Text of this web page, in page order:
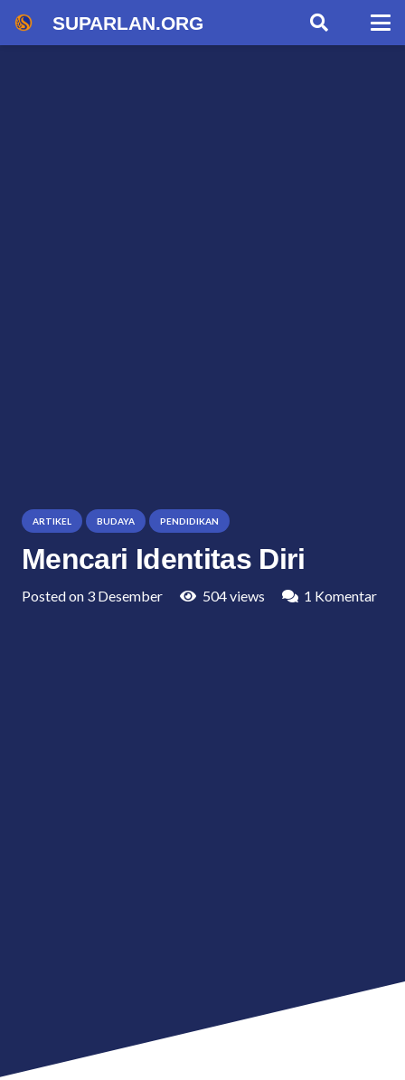
SUPARLAN.ORG
ARTIKEL BUDAYA PENDIDIKAN
Mencari Identitas Diri
Posted on 3 Desember 504views 1 Komentar